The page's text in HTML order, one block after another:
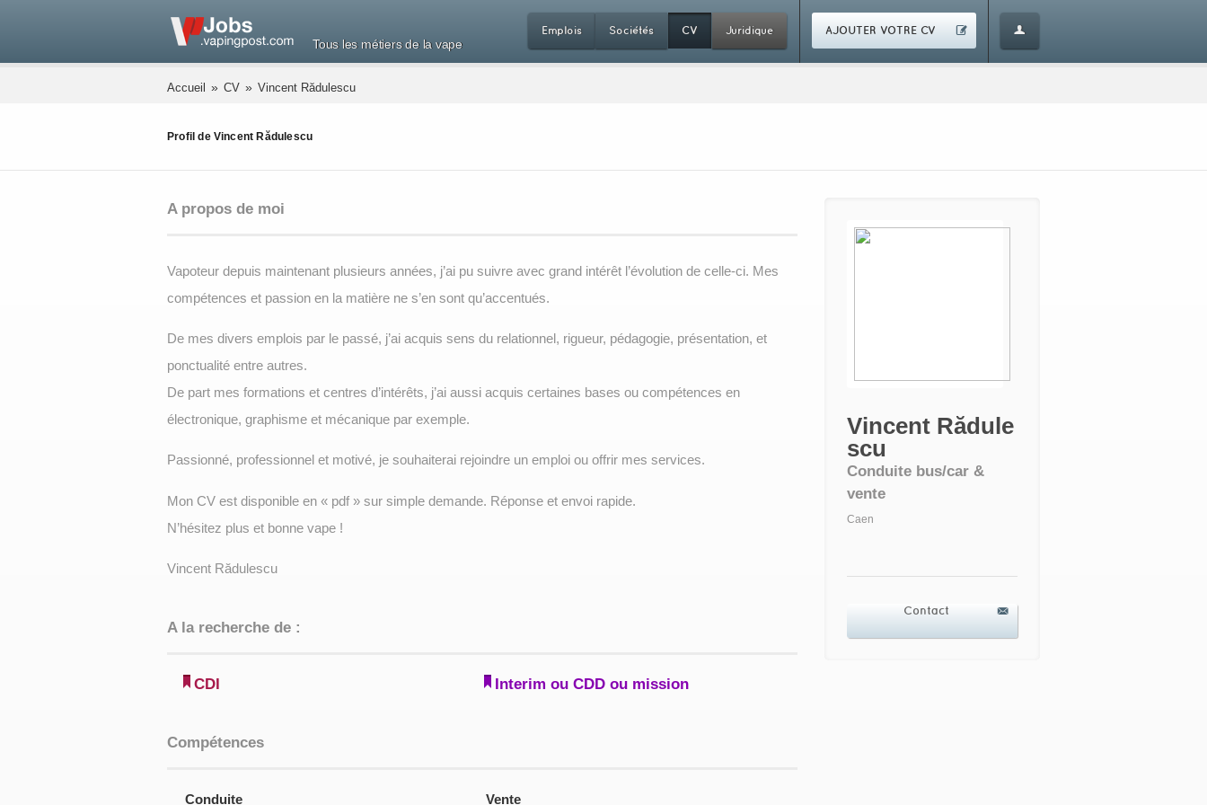
Tous les métiers de la vape
Emplois Sociétés CV Juridique AJOUTER VOTRE CV
Accueil » CV » Vincent Rădulescu
Profil de Vincent Rădulescu
A propos de moi
Vapoteur depuis maintenant plusieurs années, j’ai pu suivre avec grand intérêt l’évolution de celle-ci. Mes
compétences et passion en la matière ne s’en sont qu’accentués.
De mes divers emplois par le passé, j’ai acquis sens du relationnel, rigueur, pédagogie, présentation, et
ponctualité entre autres.
De part mes formations et centres d’intérêts, j’ai aussi acquis certaines bases ou compétences en
électronique, graphisme et mécanique par exemple.
Passionné, professionnel et motivé, je souhaiterai rejoindre un emploi ou offrir mes services.
Mon CV est disponible en « pdf » sur simple demande. Réponse et envoi rapide.
N’hésitez plus et bonne vape !
Vincent Rădulescu
A la recherche de :
CDI Interim ou CDD ou mission
Compétences
Conduite Vente
Vincent Rădule
scu
Conduite bus/car &
vente
Caen
Contact